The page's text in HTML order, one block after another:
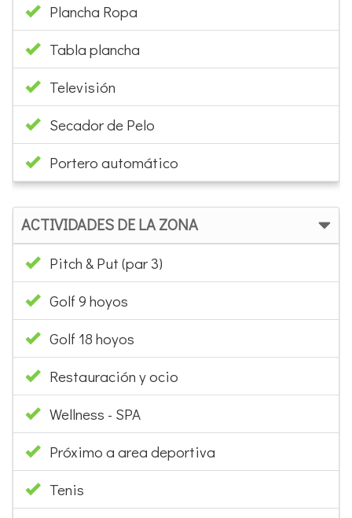
Plancha Ropa
Tabla plancha
Televisión
Secador de Pelo
Portero automático
ACTIVIDADES DE LA ZONA
Pitch & Put (par 3)
Golf 9 hoyos
Golf 18 hoyos
Restauración y ocio
Wellness - SPA
Próximo a area deportiva
Tenis